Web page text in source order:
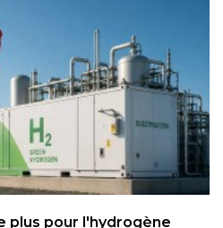
plus pour l'hydrogène